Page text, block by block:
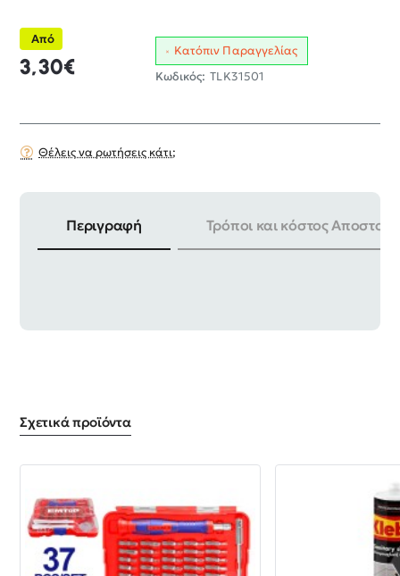
Από
3,30€
Κατόπιν Παραγγελίας
Κωδικός: TLK31501
Θέλεις να ρωτήσεις κάτι;
Περιγραφή Τρόποι και κόστος
ΒΑΡΟΣ | 289gr ΣΥΣΚΕΥΑΣΙΑ | 6 ΤΕΜ
Σχετικά προϊόντα